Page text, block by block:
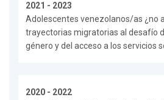
2021 - 2023
Adolescentes venezolanos/as ¿no
trayectorias migratorias al desafío
género y del acceso a los servicios
2020 - 2022